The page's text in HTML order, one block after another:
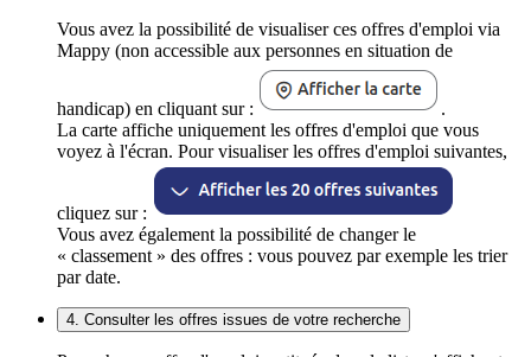
Vous avez la possibilité de visualiser ces offres d'emploi via
Mappy (non accessible aux personnes en situation de
handicap) en cliquant sur :
.
La carte affiche uniquement les offres d'emploi que vous
voyez à l'écran. Pour visualiser les offres d'emploi suivantes,
cliquez sur :
Vous avez également la possibilité de changer le
« classement » des offres : vous pouvez par exemple les trier
par date.
4. Consulter les offres issues de votre recherche